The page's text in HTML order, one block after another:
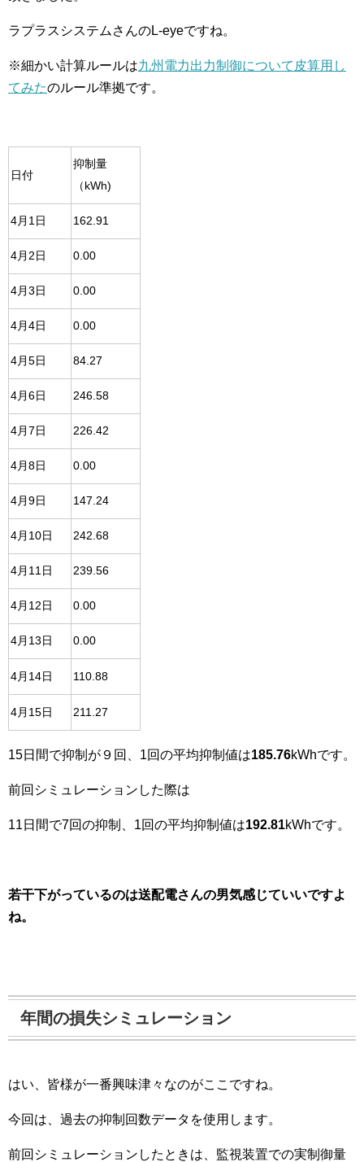
ラプラスシステムさんのL-eyeですね。
※細かい計算ルールは九州電力出力制御について皮算用し
てみたのルール準拠です。
日付
抑制量
（kWh)
4月1日 162.91
4月2日 0.00
4月3日 0.00
4月4日 0.00
4月5日 84.27
4月6日 246.58
4月7日 226.42
4月8日 0.00
4月9日 147.24
4月10日 242.68
4月11日 239.56
4月12日 0.00
4月13日 0.00
4月14日 110.88
4月15日 211.27
15日間で抑制が９回、1回の平均抑制値は185.76kWhです。
前回シミュレーションした際は
11日間で7回の抑制、1回の平均抑制値は192.81kWhです。
若干下がっているのは送配電さんの男気感じていいですよ
ね。
年間の損失シミュレーション
はい、皆様が一番興味津々なのがここですね。
今回は、過去の抑制回数データを使用します。
前回シミュレーションしたときは、監視装置での実制御量